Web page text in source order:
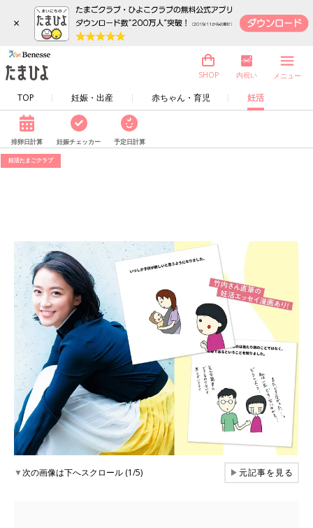
×
TOP 妊娠・出産 赤ちゃん・育児 妊活
SHOP 内祝い メニュー
排卵日計算 妊娠チェッカー 予定日計算
妊活たまごクラブ
▼次の画像は下へスクロール (1/5) ▶元記事を見る